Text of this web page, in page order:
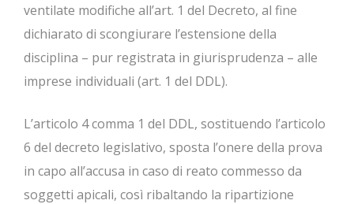
ventilate modifiche all’art. 1 del Decreto, al fine
dichiarato di scongiurare l’estensione della
disciplina – pur registrata in giurisprudenza – alle
imprese individuali (art. 1 del DDL).
L’articolo 4 comma 1 del DDL, sostituendo l’articolo
6 del decreto legislativo, sposta l’onere della prova
in capo all’accusa in caso di reato commesso da
soggetti apicali, così ribaltando la ripartizione